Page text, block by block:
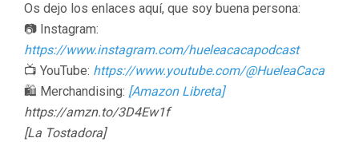
Os dejo los enlaces aquí, que soy buena persona:
📷 Instagram:
https://www.instagram.com/hueleacacapodcast
📺 YouTube: https://www.youtube.com/@HueleaCaca
🛍️ Merchandising: [Amazon Libreta]
https://amzn.to/3D4Ew1f
[La Tostadora]